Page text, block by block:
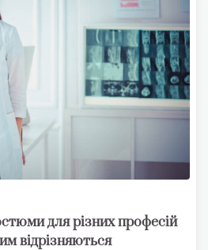
для різних професій
відрізняються